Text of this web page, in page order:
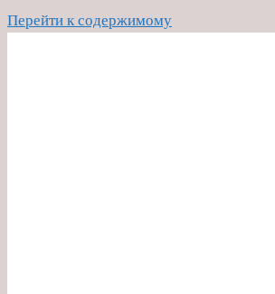
Перейти к содержимому